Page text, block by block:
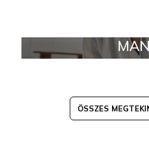
MAN
ÖSSZES